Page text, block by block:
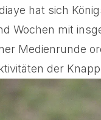
hat sich
Wochen mit
Medienrunde
der